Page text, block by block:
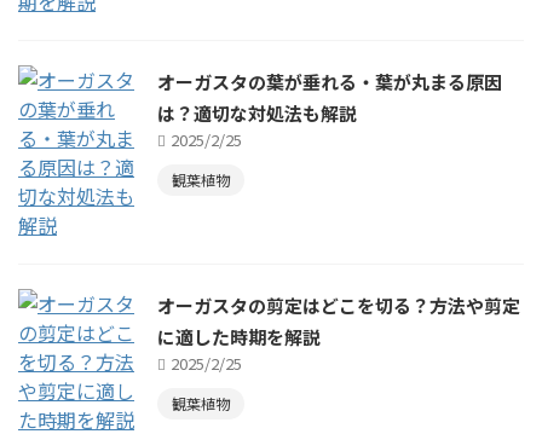
オーガスタの葉が垂れる・葉が丸まる原因
は？適切な対処法も解説
2025/2/25
観葉植物
オーガスタの剪定はどこを切る？方法や剪定
に適した時期を解説
2025/2/25
観葉植物